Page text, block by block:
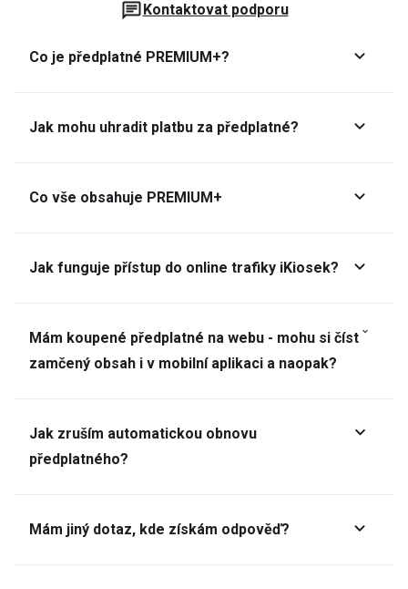
Kontaktovat podporu
Co je předplatné PREMIUM+?
Jak mohu uhradit platbu za předplatné?
Co vše obsahuje PREMIUM+
Jak funguje přístup do online trafiky iKiosek?
Mám koupené předplatné na webu - mohu si číst
zamčený obsah i v mobilní aplikaci a naopak?
Jak zruším automatickou obnovu
předplatného?
Mám jiný dotaz, kde získám odpověď?